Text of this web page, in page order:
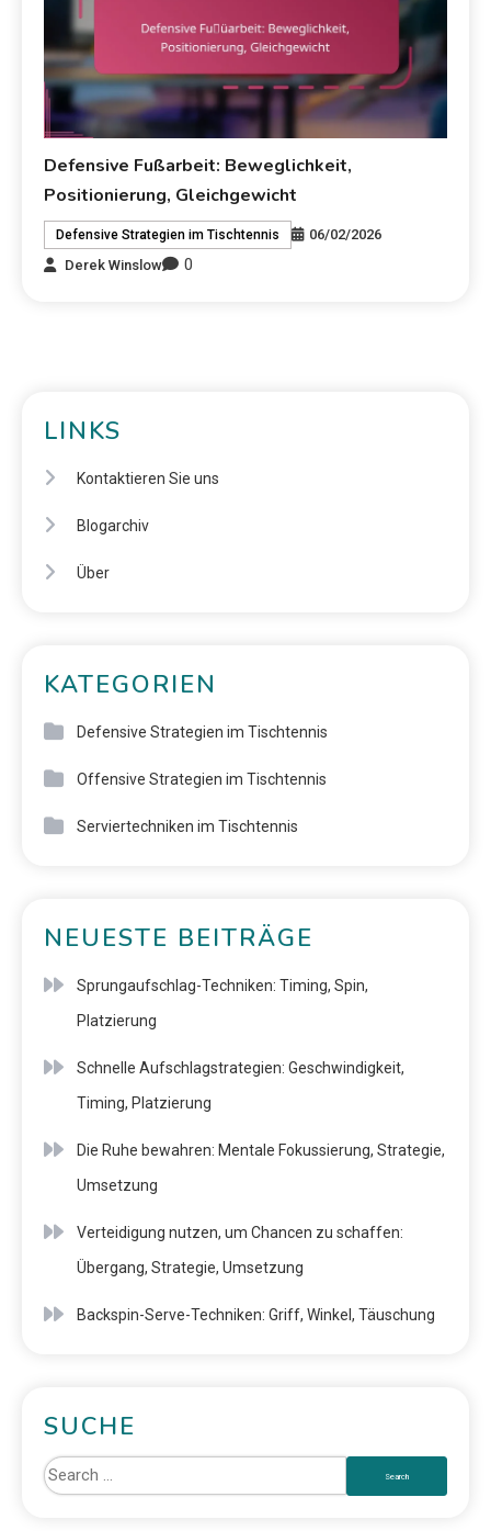
Defensive Fußarbeit: Beweglichkeit,
Positionierung, Gleichgewicht
Defensive Strategien im Tischtennis
06/02/2026
Derek Winslow
0
LINKS
Kontaktieren Sie uns
Blogarchiv
Über
KATEGORIEN
Defensive Strategien im Tischtennis
Offensive Strategien im Tischtennis
Serviertechniken im Tischtennis
NEUESTE BEITRÄGE
Sprungaufschlag-Techniken: Timing, Spin,
Platzierung
Schnelle Aufschlagstrategien: Geschwindigkeit,
Timing, Platzierung
Die Ruhe bewahren: Mentale Fokussierung, Strategie,
Umsetzung
Verteidigung nutzen, um Chancen zu schaffen:
Übergang, Strategie, Umsetzung
Backspin-Serve-Techniken: Griff, Winkel, Täuschung
SUCHE